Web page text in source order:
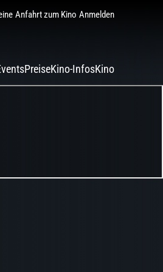
Anfahrt zum Kino Anmelden
PreiseKino-InfosKino